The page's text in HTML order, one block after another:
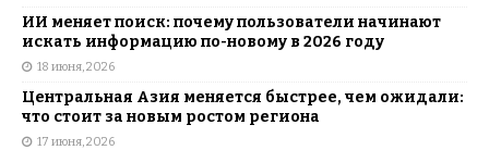
ИИ меняет поиск: почему пользователи начинают
искать информацию по-новому в 2026 году
18 июня, 2026
Центральная Азия меняется быстрее, чем ожидали:
что стоит за новым ростом региона
17 июня, 2026